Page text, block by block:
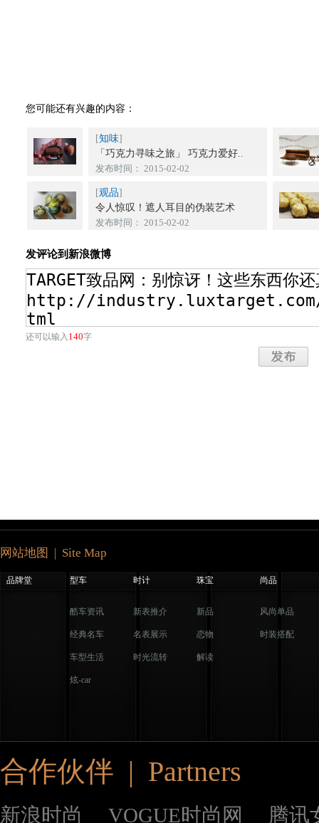
您可能还有兴趣的内容：
[知味]
「巧克力寻味之旅」 巧克力爱好..
发布时间： 2015-02-02
[观品]
令人惊叹！遮人耳目的伪装艺术
发布时间： 2015-02-02
发评论到新浪微博
还可以输入 140字
网站地图 | Site Map
品牌堂 型车 时计 珠宝 尚品
酷车资讯
经典名车
车型生活
炫-car
新表推介
名表展示
时光流转
新品
恋物
解读
风尚单品
时装搭配
合作伙伴 | Partners
新浪时尚 VOGUE时尚网 腾讯